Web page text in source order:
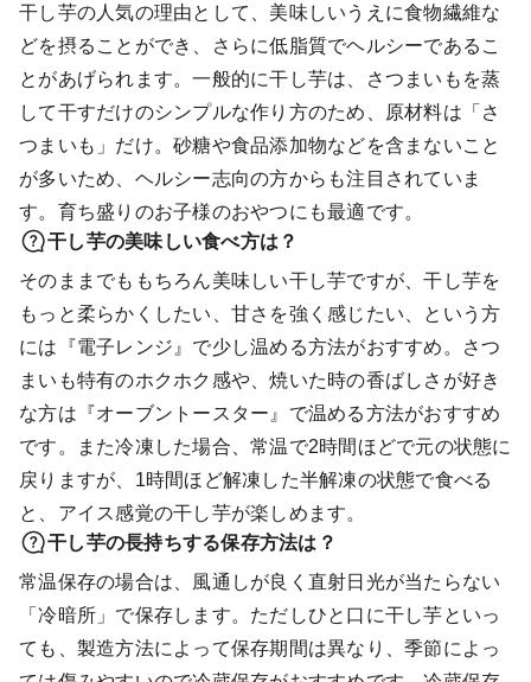
干し芋の人気の理由として、美味しいうえに食物繊維な
どを摂ることができ、さらに低脂質でヘルシーであるこ
とがあげられます。一般的に干し芋は、さつまいもを蒸
して干すだけのシンプルな作り方のため、原材料は「さ
つまいも」だけ。砂糖や食品添加物などを含まないこと
が多いため、ヘルシー志向の方からも注目されていま
す。育ち盛りのお子様のおやつにも最適です。
干し芋の美味しい食べ方は？
そのままでももちろん美味しい干し芋ですが、干し芋を
もっと柔らかくしたい、甘さを強く感じたい、という方
には『電子レンジ』で少し温める方法がおすすめ。さつ
まいも特有のホクホク感や、焼いた時の香ばしさが好き
な方は『オーブントースター』で温める方法がおすすめ
です。また冷凍した場合、常温で2時間ほどで元の状態に
戻りますが、1時間ほど解凍した半解凍の状態で食べる
と、アイス感覚の干し芋が楽しめます。
干し芋の長持ちする保存方法は？
常温保存の場合は、風通しが良く直射日光が当たらない
「冷暗所」で保存します。ただしひと口に干し芋といっ
ても、製造方法によって保存期間は異なり、季節によっ